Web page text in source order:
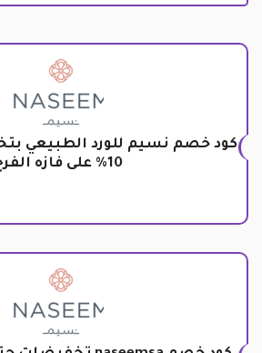
كود خصم نسيم للورد الطبيعي
10% على فازه الفرح